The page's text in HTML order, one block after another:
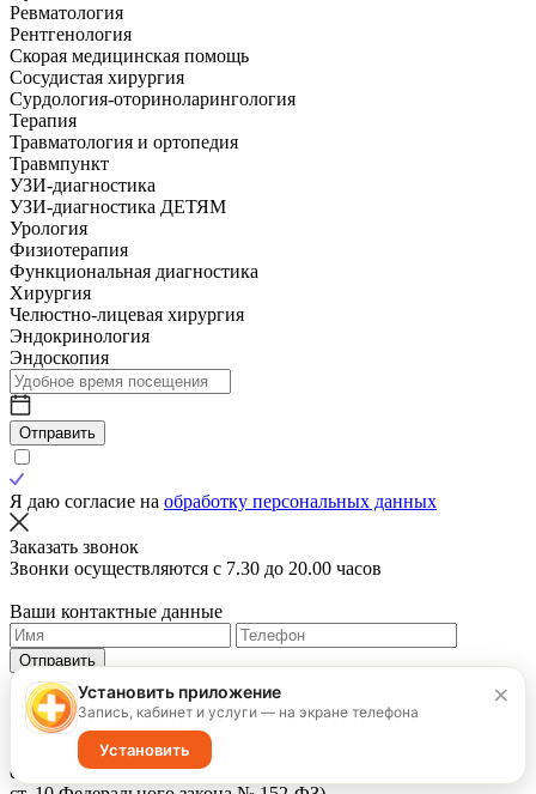
Ревматология
Рентгенология
Скорая медицинская помощь
Сосудистая хирургия
Сурдология-оториноларингология
Терапия
Травматология и ортопедия
Травмпункт
УЗИ-диагностика
УЗИ-диагностика ДЕТЯМ
Урология
Физиотерапия
Функциональная диагностика
Хирургия
Челюстно-лицевая хирургия
Эндокринология
Эндоскопия
Отправить
Я даю согласие на обработку персональных данных
Заказать звонок
Звонки осуществляются с 7.30 до 20.00 часов
Ваши контактные данные
Отправить
Я ознакомлен(а) сПолитикой конфиденциальности
Согласие наобработку персональных данных
сведений о состоянии здоровья (специальная категория ПДн,
Установить приложение
Запись, кабинет и услуги — на экране телефона
Установить
×